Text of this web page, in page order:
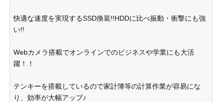
快適な速度を実現するSSD換装!!HDDに比べ振動・衝撃にも強
い!!
Webカメラ搭載でオンラインでのビジネスや学業にも大活
躍！！
テンキーを搭載しているので家計簿等の計算作業が容易にな
り、効率が大幅アップ♪